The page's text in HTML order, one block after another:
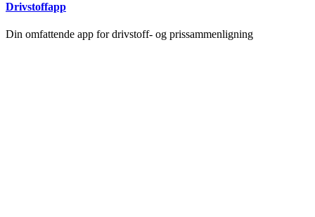
Drivstoffapp
Din omfattende app for drivstoff- og prissammenligning